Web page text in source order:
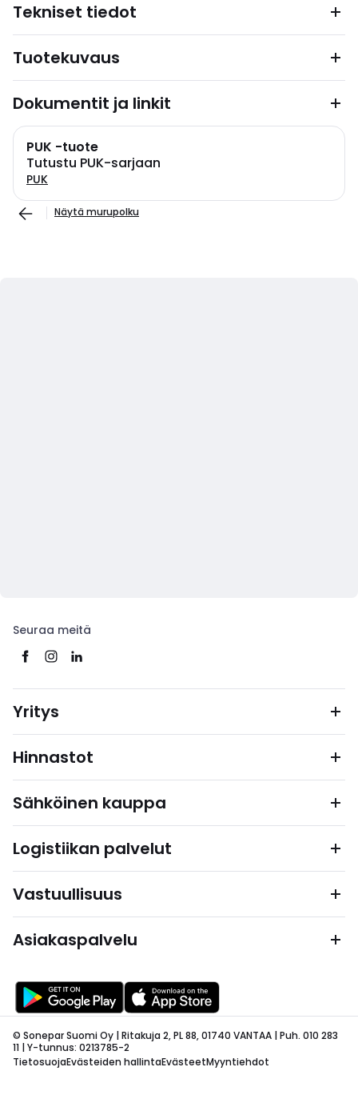
Tekniset tiedot
Tuotekuvaus
Dokumentit ja linkit
PUK -tuote
Tutustu PUK-sarjaan
PUK
Näytä murupolku
Seuraa meitä
Yritys
Hinnastot
Sähköinen kauppa
Logistiikan palvelut
Vastuullisuus
Asiakaspalvelu
© Sonepar Suomi Oy | Ritakuja 2, PL 88, 01740 VANTAA | Puh. 010 283
11 | Y-tunnus: 0213785-2
TietosuojaEvästeiden hallintaEvästeetMyyntiehdot